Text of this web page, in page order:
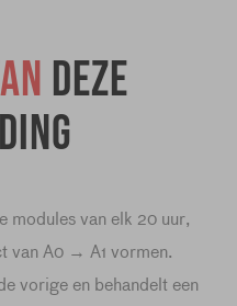
deze
modules van elk 20 uur,
van A0 → A1 vormen.
vorige en behandelt een